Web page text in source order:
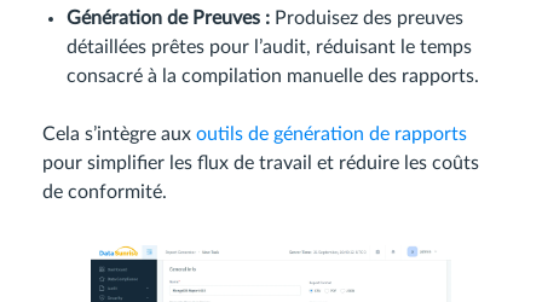
Génération de Preuves : Produisez des preuves
détaillées prêtes pour l’audit, réduisant le temps
consacré à la compilation manuelle des rapports.
Cela s’intègre aux outils de génération de rapports
pour simplifier les flux de travail et réduire les coûts
de conformité.